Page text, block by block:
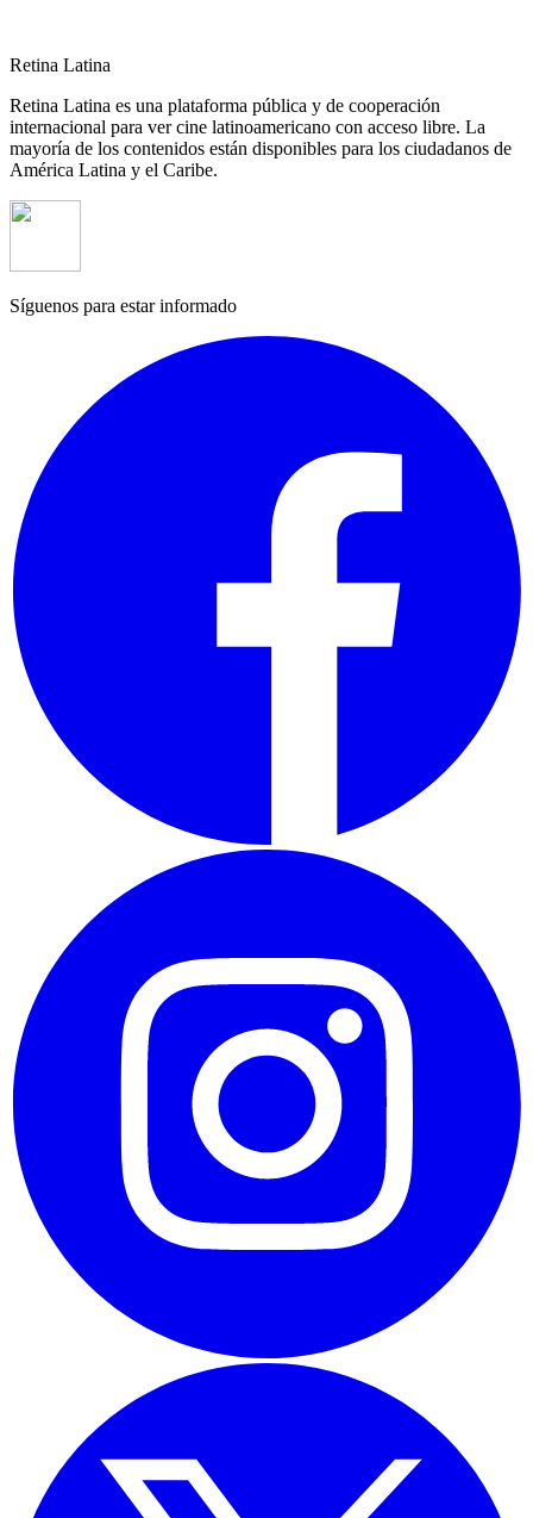
Retina Latina
Retina Latina es una plataforma pública y de cooperación
internacional para ver cine latinoamericano con acceso libre. La
mayoría de los contenidos están disponibles para los ciudadanos de
América Latina y el Caribe.
Síguenos para estar informado